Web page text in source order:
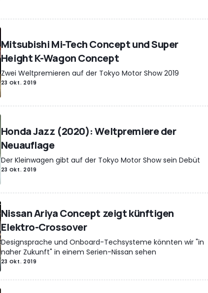
Mitsubishi Mi-Tech Concept und Super
Height K-Wagon Concept
Zwei Weltpremieren auf der Tokyo Motor Show 2019
23 Okt. 2019
Honda Jazz (2020): Weltpremiere der
Neuauflage
Der Kleinwagen gibt auf der Tokyo Motor Show sein Debüt
23 Okt. 2019
Nissan Ariya Concept zeigt künftigen
Elektro-Crossover
Designsprache und Onboard-Techsysteme könnten wir "in
naher Zukunft" in einem Serien-Nissan sehen
23 Okt. 2019